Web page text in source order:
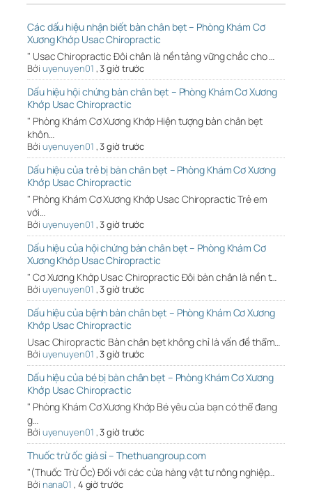
Các dấu hiệu nhận biết bàn chân bẹt – Phòng Khám Cơ
Xương Khớp Usac Chiropractic
" Usac Chiropractic Đôi chân là nền tảng vững chắc cho …
Bởi uyenuyen01 ,3 giờ trước
Dấu hiệu hội chứng bàn chân bẹt – Phòng Khám Cơ Xương
Khớp Usac Chiropractic
" Phòng Khám Cơ Xương Khớp Hiện tượng bàn chân bẹt
khôn…
Bởi uyenuyen01 ,3 giờ trước
Dấu hiệu của trẻ bị bàn chân bẹt – Phòng Khám Cơ Xương
Khớp Usac Chiropractic
" Phòng Khám Cơ Xương Khớp Usac Chiropractic Trẻ em
với…
Bởi uyenuyen01 ,3 giờ trước
Dấu hiệu của hội chứng bàn chân bẹt – Phòng Khám Cơ
Xương Khớp Usac Chiropractic
" Cơ Xương Khớp Usac Chiropractic Đôi bàn chân là nền t…
Bởi uyenuyen01 ,3 giờ trước
Dấu hiệu của bệnh bàn chân bẹt – Phòng Khám Cơ Xương
Khớp Usac Chiropractic
Usac Chiropractic Bàn chân bẹt không chỉ là vấn đề thẩm…
Bởi uyenuyen01 ,3 giờ trước
Dấu hiệu của bé bị bàn chân bẹt – Phòng Khám Cơ Xương
Khớp Usac Chiropractic
" Phòng Khám Cơ Xương Khớp Bé yêu của bạn có thể đang
g…
Bởi uyenuyen01 ,3 giờ trước
Thuốc trừ ốc giá sỉ – Thethuangroup.com
"(Thuốc Trừ Ốc) Đối với các cửa hàng vật tư nông nghiệp…
Bởi nana01 , 4 giờ trước